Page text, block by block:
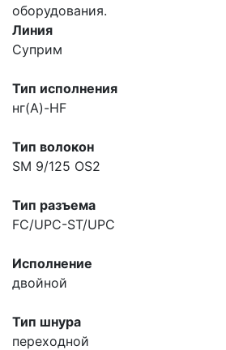
оборудования.
Линия
Суприм
Тип исполнения
нг(A)-HF
Тип волокон
SM 9/125 OS2
Тип разъема
FC/UPC-ST/UPC
Исполнение
двойной
Тип шнура
переходной